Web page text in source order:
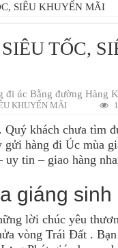
SIÊU KHUYẾN MÃI
TỐC,
đi úc Bằng đường Hàng
KHUYẾN MÃI
. Quý khách chưa tìm
hàng đi Úc mùa
tin – giao hàng
giáng sinh
lời chúc yêu
vòng Trái Đất .